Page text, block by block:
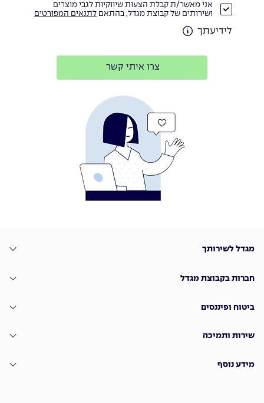
אני מאשר/ת קבלת הצעות שיווקיות לגבי מוצרים
ושירותים של קבוצת מגדל, בהתאם לתנאים המפורטים
לידיעתך
צרו איתי קשר
מגדל לשירותך
חברות בקבוצת מגדל
ביטוח ופיננסים
שירות ותמיכה
מידע נוסף